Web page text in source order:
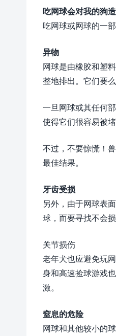
吃网球会对我的狗
吃网球或网球的一
异物
网球是由橡胶和塑
整地排出。它们要
一旦网球或其任何
使得它们很容易被
不过，不要惊慌！
最佳结果。
牙齿受损
另外，由于网球表
球，而要寻找不会
关节损伤
老年犬也应避免玩
身和高速捡球游戏
激。
窒息的危险
网球和其他较小的